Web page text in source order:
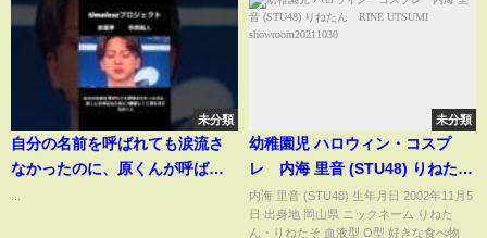
未分類
自分の名前を呼ばれても涙流さ
なかったのに、原くんが呼ばれ
未分類
幼稚園児 ハロウィン・コスプ
レ 内海 里音 (STU48) りねた
ん RINE UTSUMI
showroom20211030
内海 里音 (STU48) 生年月日 2002年11月5
日 出身地 岡山県 ニックネーム りねた
ん・りねたそ 血液型 O型 好きな食べ物